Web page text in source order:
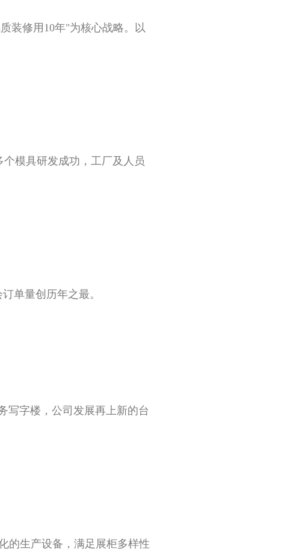
装修用10年"为核心战略。以
模具研发成功，工厂及人员
单量创历年之最。
写字楼，公司发展再上新的台
的生产设备，满足展柜多样性